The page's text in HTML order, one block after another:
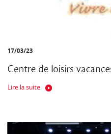
17/03/23
Centre de loisirs
Lire la suite